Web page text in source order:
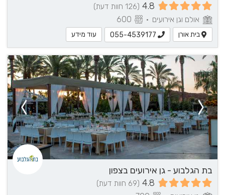
4.8 (126 חוות דעת)
אולם וגן אירועים •
בית אורן 055-4539177 עוד מידע
בת הגלבוע - גן אירועים בצפון
4.8 (69 חוות דעת)